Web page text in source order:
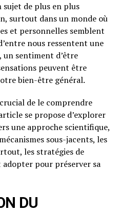
sujet de plus en plus
surtout dans un monde où
et personnelles semblent
nous ressentent une
sentiment d’être
peuvent être
bien-être général.
de le comprendre
se propose d’explorer
une approche scientifique,
sous-jacents, les
les stratégies de
pour préserver sa
DU